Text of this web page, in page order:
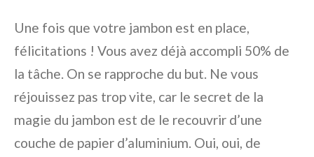
Une fois que votre jambon est en place,
félicitations ! Vous avez déjà accompli 50% de
la tâche. On se rapproche du but. Ne vous
réjouissez pas trop vite, car le secret de la
magie du jambon est de le recouvrir d’une
couche de papier d’aluminium. Oui, oui, de